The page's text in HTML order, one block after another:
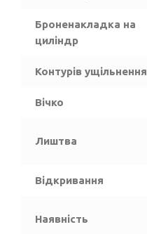
Броненакладка на
циліндр
Контурів ущільнення
Вічко
Лиштва
Відкривання
Наявність